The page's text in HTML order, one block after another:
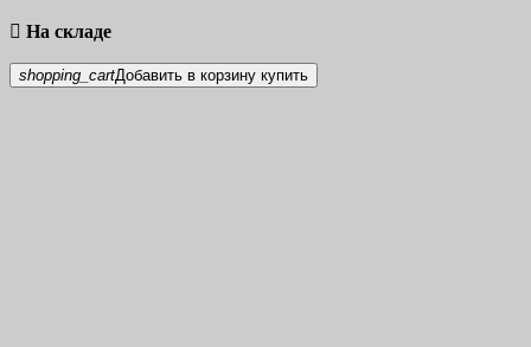
 На складе
shopping_cartДобавить в корзину купить